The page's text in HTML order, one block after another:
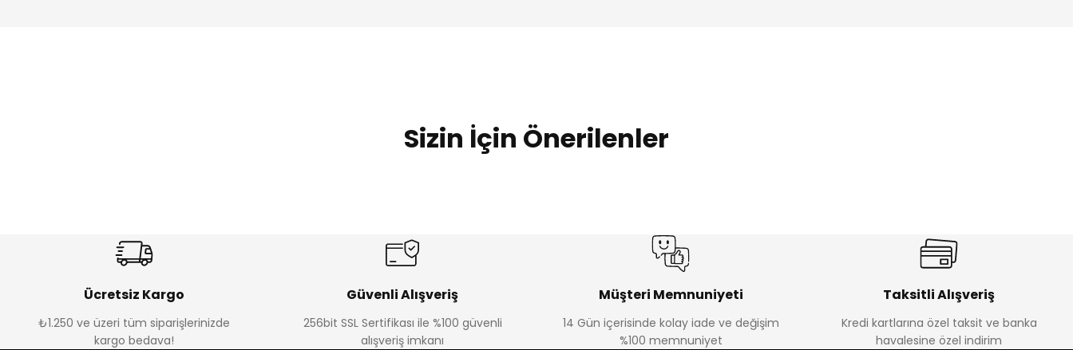
Sizin İçin Önerilenler
Mini Elyazı Alfabe Kaşe Baskı Seti (Embosser)
Ücretsiz Kargo
₺1.250 ve üzeri tüm siparişlerinizde
kargo bedava!
Güvenli Alışveriş
256bit SSL Sertifikası ile %100 güvenli
alışveriş imkanı
Müşteri Memnuniyeti
14 Gün içerisinde kolay iade ve değişim
%100 memnuniyet
Taksitli Alışveriş
Kredi kartlarına özel taksit ve banka
havalesine özel indirim